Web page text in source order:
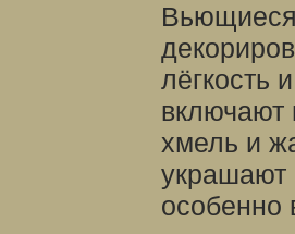
Вьющиеся
лёгкость
включают
хмель и
украшают
особенно